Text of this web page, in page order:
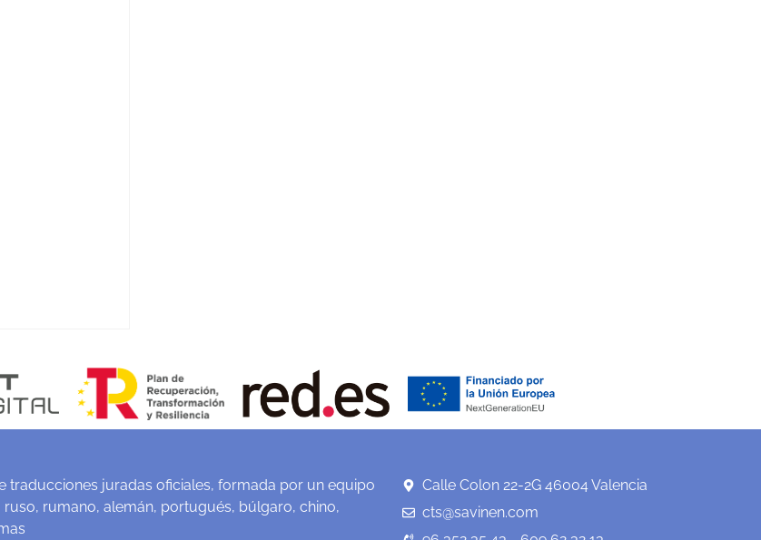
traducciones juradas oficiales, formada por un equipo
rumano, alemán, portugués, búlgaro, chino,
Calle Colon 22-2G 46004 Valencia
cts@savinen.com